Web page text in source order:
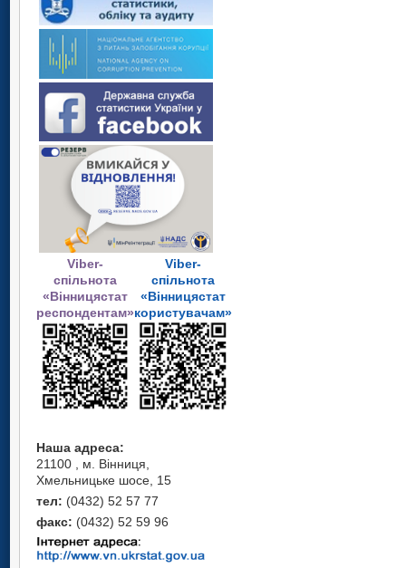
Viber-
спільнота
«Вінницястат
респондентам»
Viber-
спільнота
«Вінницястат
користувачам»
Наша адреса:
21100 , м. Вінниця,
Хмельницьке шосе, 15
тел: (0432) 52 57 77
факс: (0432) 52 59 96